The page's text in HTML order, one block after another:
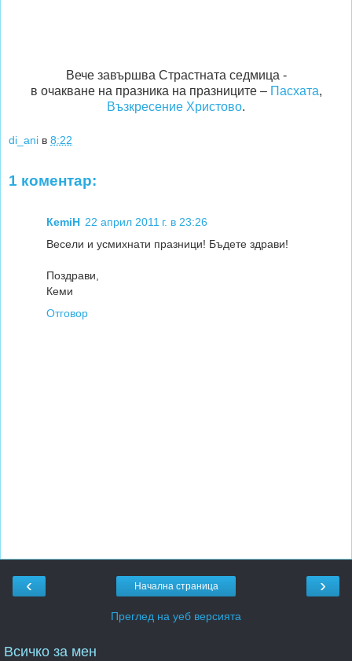
Вече завършва Страстната седмица -
в очакване на празника на празниците – Пасхата,
Възкресение Христово.
di_ani в 8:22
1 коментар:
КеmiH 22 април 2011 г. в 23:26
Весели и усмихнати празници! Бъдете здрави!
Поздрави,
Кеми
Отговор
‹ ›
Начална страница
Преглед на уеб версията
Всичко за мен